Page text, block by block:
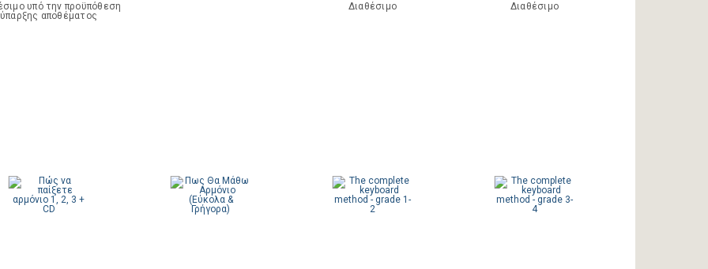
υπό την προϋπόθεση
ύπαρξης αποθέματος
Διαθέσιμο
Διαθέσιμο